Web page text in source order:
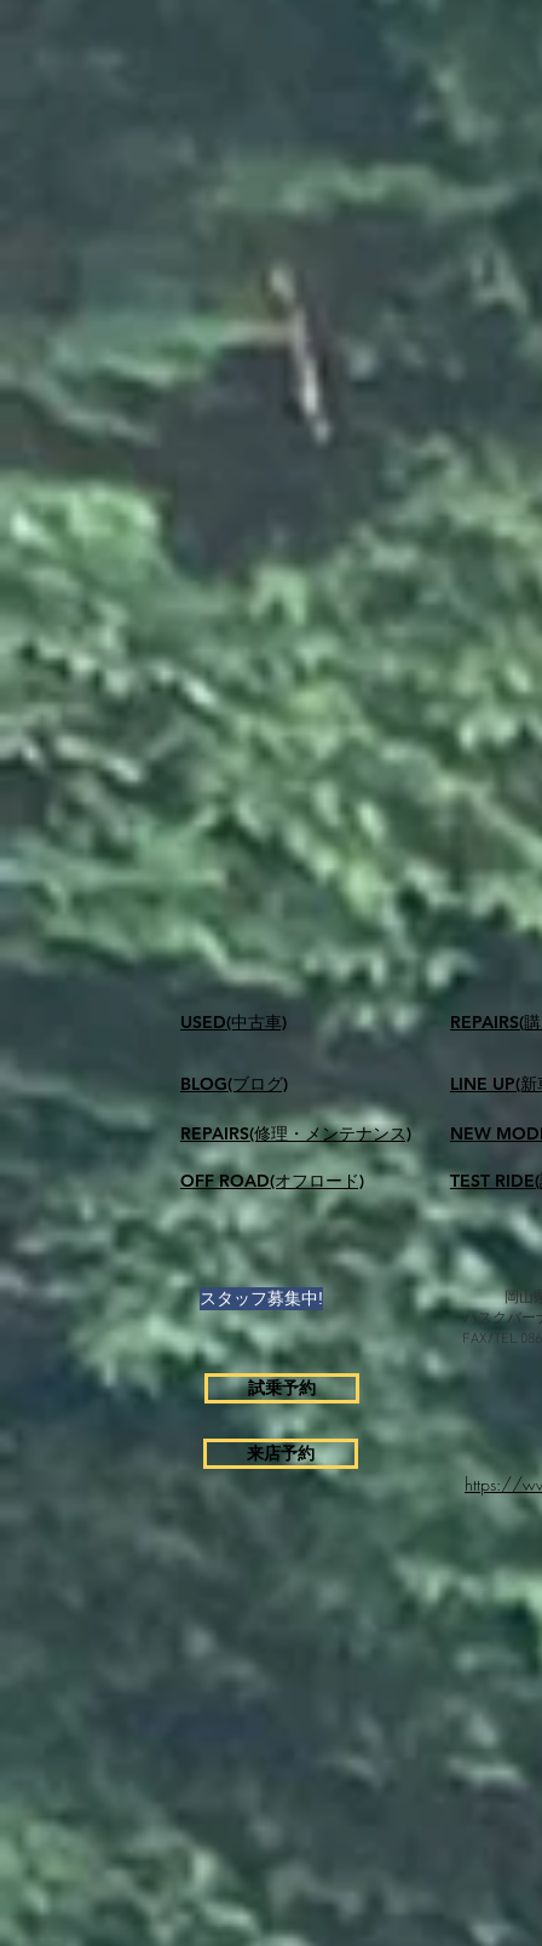
USED(中古車)
BLOG(ブログ)
REPAIRS(修理・メンテナンス)
OFF ROAD(オフロード)
​REPAIRS(
LINE UP(
NEW
TEST
スタッフ募集中!
試乗予約
来店予約
岡山
ハスクバー
FAX/TEL
https://